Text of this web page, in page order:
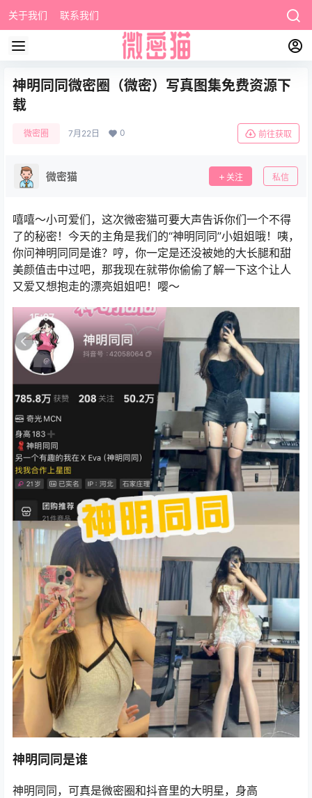
关于我们 联系我们
神明同同微密圈（微密）写真图集免费资源下
载
微密圈 7月22日 0 前往获取
微密猫 关注 私信
嘻嘻～小可爱们，这次微密猫可要大声告诉你们一个不得
了的秘密！今天的主角是我们的“神明同同”小姐姐哦！咦，
你问神明同同是谁？哼，你一定是还没被她的大长腿和甜
美颜值击中过吧，那我现在就带你偷偷了解一下这个让人
又爱又想抱走的漂亮姐姐吧！嘤～
神明同同是谁
神明同同，可真是微密圈和抖音里的大明星，身高